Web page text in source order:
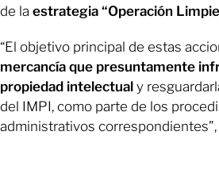
de la estrategia “Operación
“El objetivo principal de estas
mercancía que presuntamente
propiedad intelectual y
del IMPI, como parte de los
administrativos